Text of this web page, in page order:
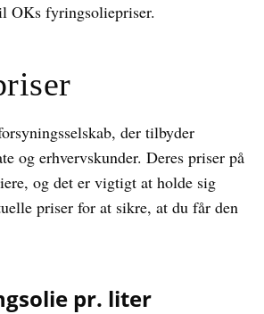
OKs fyringsoliepriser.
der tilbyder
og erhvervskunder. Deres priser på
og det er vigtigt at holde sig
priser for at sikre, at du får den
pr. liter